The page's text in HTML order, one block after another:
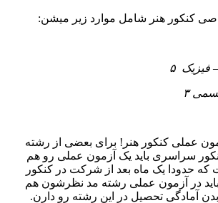
کنکور هنر شامل موارد زیر میشن:
۵
۳
عملی کنکور هنر! برای بعضی از رشته‌
سراسری باید یک آزمون عملی رو هم
که حدودا یک‌ ماه بعد از شرکت در کنکور
در آزمون عملی رشته مد نظرشون هم
آمادگی تحصیل در این رشته رو دارن.